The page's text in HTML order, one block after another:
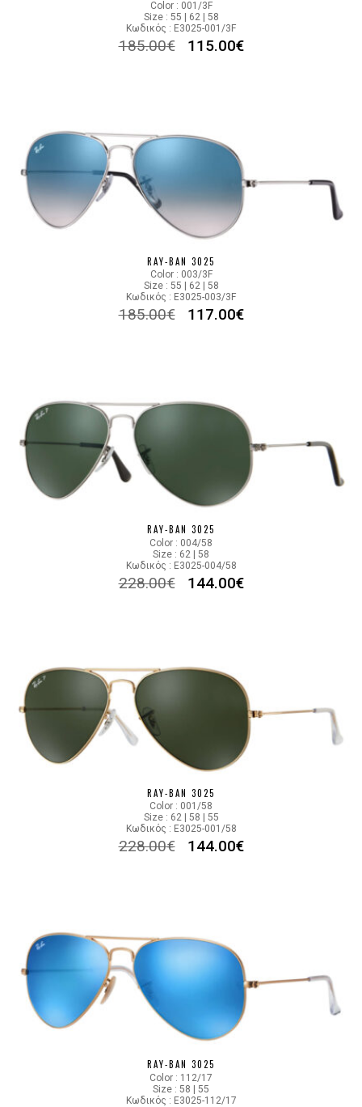
Color : 001/3F
Size : 55 | 62 | 58
Κωδικός : E3025-001/3F
185.00€ 115.00€
RAY-BAN 3025
Color : 003/3F
Size : 55 | 62 | 58
Κωδικός : E3025-003/3F
185.00€ 117.00€
RAY-BAN 3025
Color : 004/58
Size : 62 | 58
Κωδικός : E3025-004/58
228.00€ 144.00€
RAY-BAN 3025
Color : 001/58
Size : 62 | 58 | 55
Κωδικός : E3025-001/58
228.00€ 144.00€
RAY-BAN 3025
Color : 112/17
Size : 58 | 55
Κωδικός : E3025-112/17